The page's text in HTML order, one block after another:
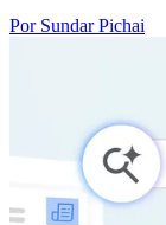
Por Sundar Pichai